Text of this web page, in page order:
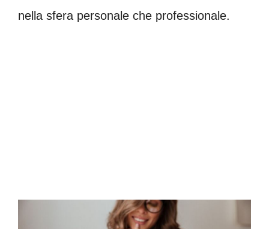
nella sfera personale che professionale.